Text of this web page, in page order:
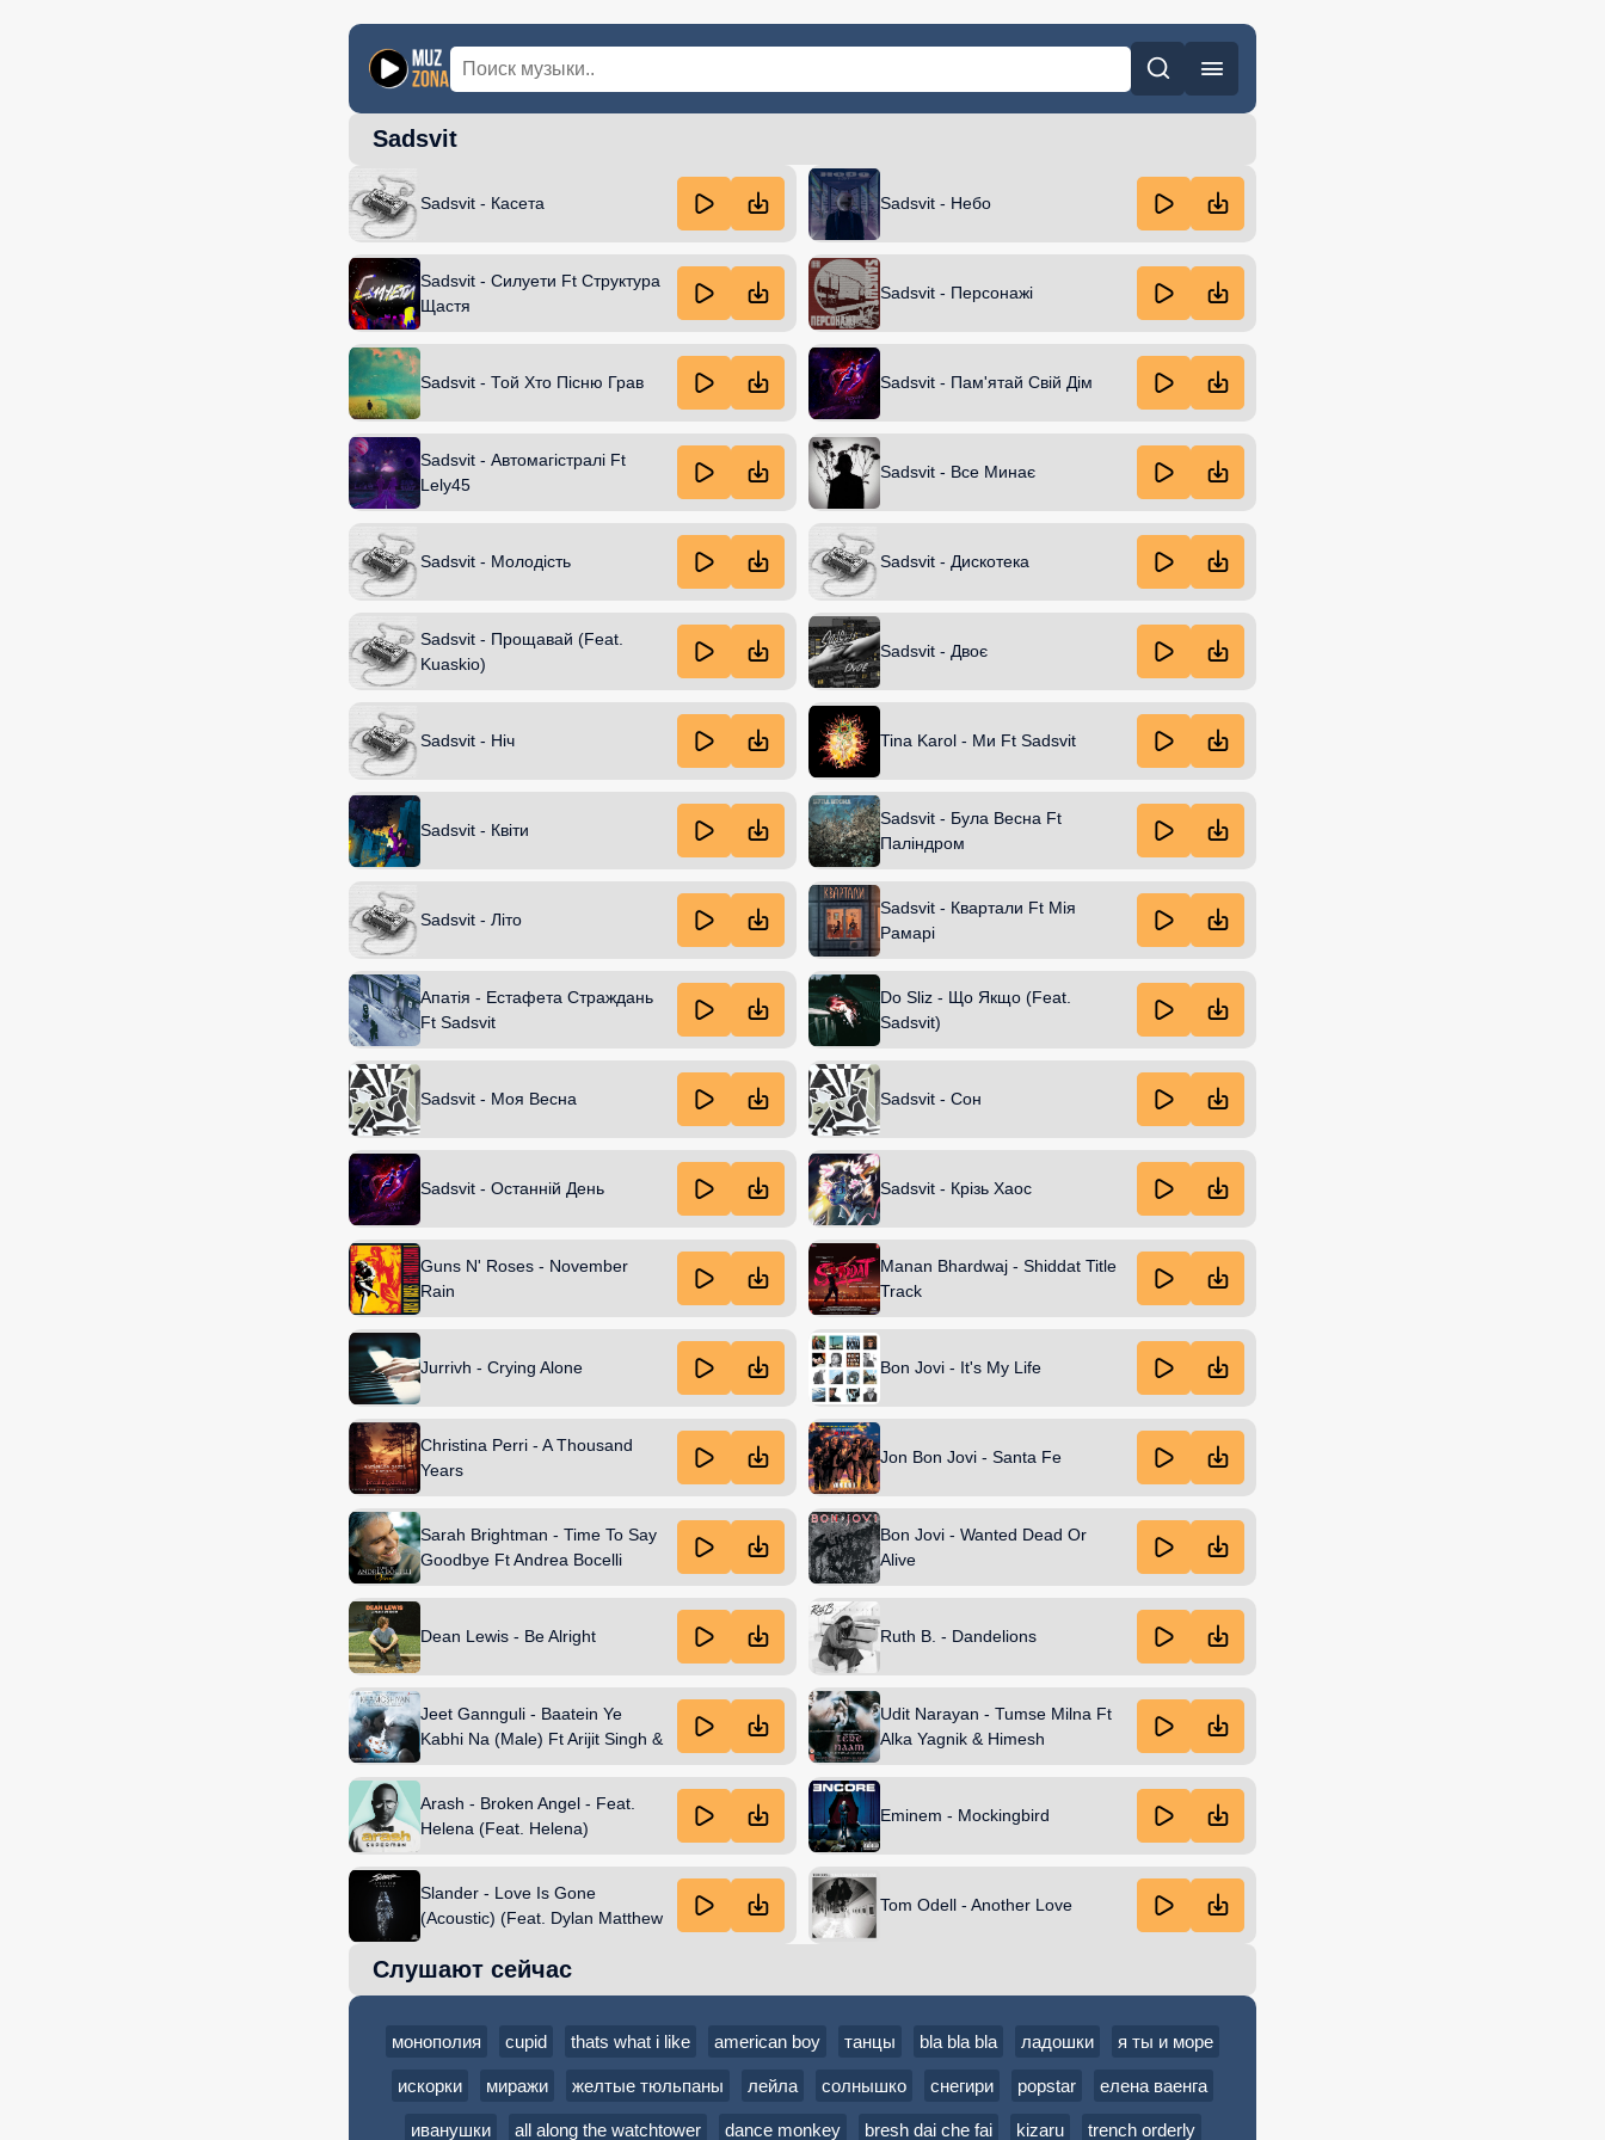
Sadsvit
Sadsvit - Касета Sadsvit - Небо
Sadsvit - Силуети Ft Структура
Щастя
Sadsvit - Персонажі
Sadsvit - Той Хто Пісню Грав Sadsvit - Пам'ятай Свій Дім
Sadsvit - Автомагістралі Ft
Lely45
Sadsvit - Все Минає
Sadsvit - Молодість Sadsvit - Дискотека
Sadsvit - Прощавай (Feat.
Kuaskio)
Sadsvit - Двоє
Sadsvit - Ніч Tina Karol - Ми Ft Sadsvit
Sadsvit - Квіти
Sadsvit - Була Весна Ft
Паліндром
Sadsvit - Літо
Sadsvit - Квартали Ft Мія
Рамарі
Апатія - Естафета Страждань
Ft Sadsvit
Do Sliz - Що Якщо (Feat.
Sadsvit)
Sadsvit - Моя Весна Sadsvit - Сон
Sadsvit - Останній День Sadsvit - Крізь Хаос
Guns N' Roses - November
Rain
Manan Bhardwaj - Shiddat Title
Track
Jurrivh - Crying Alone Bon Jovi - It's My Life
Christina Perri - A Thousand
Years
Jon Bon Jovi - Santa Fe
Sarah Brightman - Time To Say
Goodbye Ft Andrea Bocelli
Bon Jovi - Wanted Dead Or
Alive
Dean Lewis - Be Alright Ruth B. - Dandelions
Jeet Gannguli - Baatein Ye
Kabhi Na (Male) Ft Arijit Singh &
Udit Narayan - Tumse Milna Ft
Alka Yagnik & Himesh
Arash - Broken Angel - Feat.
Helena (Feat. Helena)
Eminem - Mockingbird
Slander - Love Is Gone
(Acoustic) (Feat. Dylan Matthew
Matthew
Tom Odell - Another Love
Слушают сейчас
монополия cupid thats what i like american boy танцы bla bla bla ладошки я ты и море
искорки миражи желтые тюльпаны лейла солнышко снегири popstar елена ваенга
иванушки all along the watchtower dance monkey bresh dai che fai kizaru trench orderly